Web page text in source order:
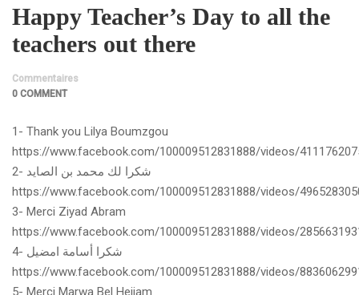
Happy Teacher’s Day to all the
teachers out there
Commentaires
0 COMMENT
1- Thank you Lilya Boumzgou
https://www.facebook.com/100009512831888/videos/
2- شكرا لك محمد بن الصايد
https://www.facebook.com/100009512831888/videos/
3- Merci Ziyad Abram
https://www.facebook.com/100009512831888/videos/
4- شكرا أسامة امضيل
https://www.facebook.com/100009512831888/videos/
5- Merci Marwa Bel Hejjam